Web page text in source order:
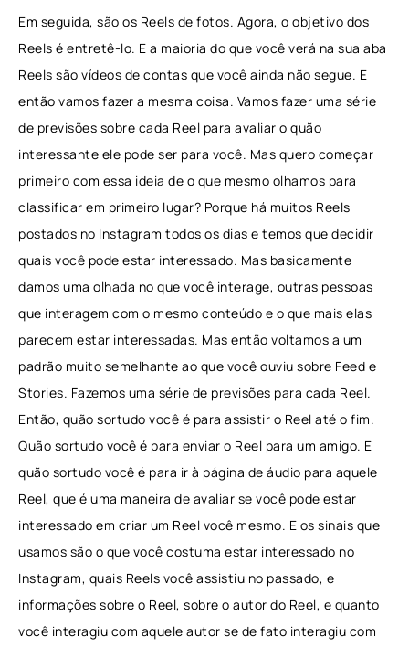
Em seguida, são os Reels de fotos. Agora, o objetivo dos
Reels é entretê-lo. E a maioria do que você verá na sua aba
Reels são vídeos de contas que você ainda não segue. E
então vamos fazer a mesma coisa. Vamos fazer uma série
de previsões sobre cada Reel para avaliar o quão
interessante ele pode ser para você. Mas quero começar
primeiro com essa ideia de o que mesmo olhamos para
classificar em primeiro lugar? Porque há muitos Reels
postados no Instagram todos os dias e temos que decidir
quais você pode estar interessado. Mas basicamente
damos uma olhada no que você interage, outras pessoas
que interagem com o mesmo conteúdo e o que mais elas
parecem estar interessadas. Mas então voltamos a um
padrão muito semelhante ao que você ouviu sobre Feed e
Stories. Fazemos uma série de previsões para cada Reel.
Então, quão sortudo você é para assistir o Reel até o fim.
Quão sortudo você é para enviar o Reel para um amigo. E
quão sortudo você é para ir à página de áudio para aquele
Reel, que é uma maneira de avaliar se você pode estar
interessado em criar um Reel você mesmo. E os sinais que
usamos são o que você costuma estar interessado no
Instagram, quais Reels você assistiu no passado, e
informações sobre o Reel, sobre o autor do Reel, e quanto
você interagiu com aquele autor se de fato interagiu com